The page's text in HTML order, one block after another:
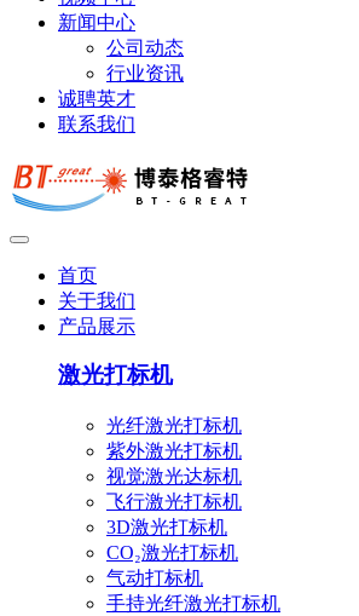
新闻中心
公司动态
行业资讯
诚聘英才
联系我们
首页
关于我们
产品展示
激光打标机
光纤激光打标机
紫外激光打标机
视觉激光达标机
飞行激光打标机
3D激光打标机
CO₂激光打标机
气动打标机
手持光纤激光打标机